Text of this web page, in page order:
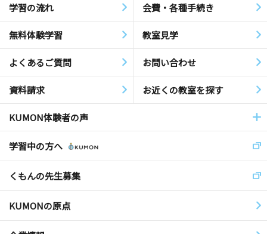
学習の流れ 会費・各種手続き
無料体験学習 教室見学
よくあるご質問 お問い合わせ
資料請求 お近くの教室を探す
KUMON体験者の声
学習中の方へ
くもんの先生募集
KUMONの原点